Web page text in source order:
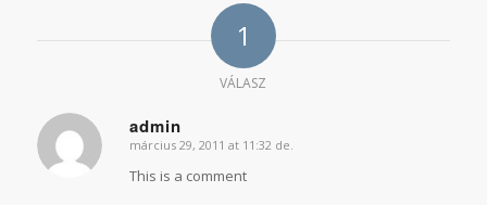
1
VÁLASZ
admin
says:
március 29, 2011 at 11:32 de.
This is a comment